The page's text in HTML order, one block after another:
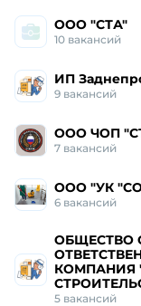
ООО "СТА"
10 вакансий
ИП
9 вакансий
ООО ЧОП
7 вакансий
ООО "УК
6 вакансий
ОБЩЕСТВО
КОМПАНИЯ
5 вакансий